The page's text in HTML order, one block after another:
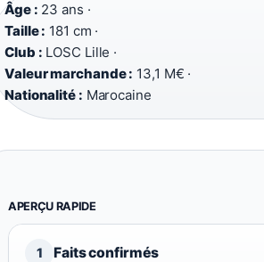
Âge : 23 ans ·
Taille : 181 cm ·
Club : LOSC Lille ·
Valeur marchande : 13,1 M€ ·
Nationalité : Marocaine
APERÇU RAPIDE
1 Faits confirmés